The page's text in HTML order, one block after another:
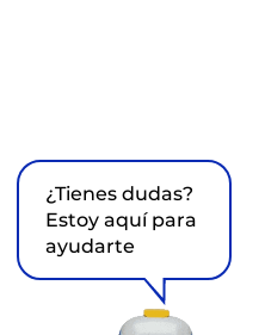
¿Tienes dudas?
Estoy aquí para
ayudarte